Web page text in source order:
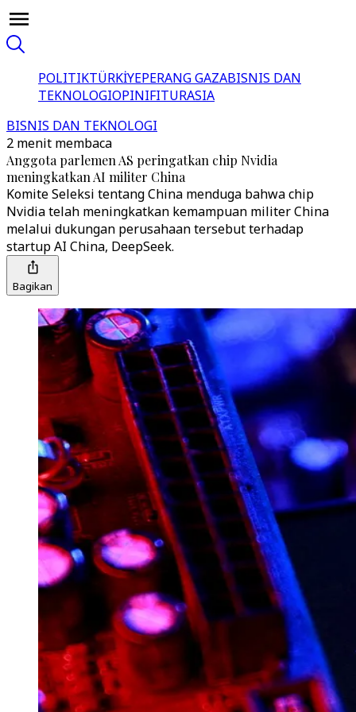
POLITIKTÜRKİYEPERANG GAZABISNIS DAN
TEKNOLOGIOPINIFITURASIA
BISNIS DAN TEKNOLOGI
2 menit membaca
Anggota parlemen AS peringatkan chip Nvidia
meningkatkan AI militer China
Komite Seleksi tentang China menduga bahwa chip
Nvidia telah meningkatkan kemampuan militer China
melalui dukungan perusahaan tersebut terhadap
startup AI China, DeepSeek.
Bagikan